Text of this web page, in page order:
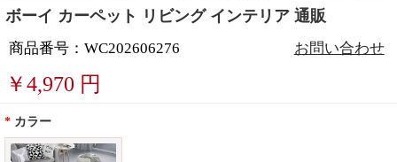
ボーイ カーペット リビング インテリア 通販
商品番号：WC202606276 お問い合わせ
￥4,970 円
* カラー